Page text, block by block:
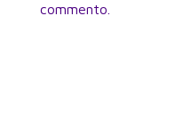
commento.